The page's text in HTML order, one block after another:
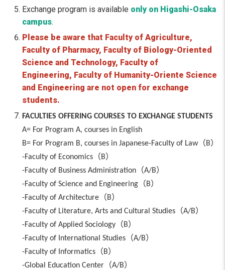
Exchange program is available only on Higashi-Osaka
campus.
Please be aware that Faculty of Agriculture,
Faculty of Pharmacy, Faculty of Biology-Oriented
Science and Technology, Faculty of
Engineering, Faculty of Humanity-Oriente Science
and Engineering are not open for exchange
students.
FACULTIES OFFERING COURSES TO EXCHANGE STUDENTS
A= For Program A, courses in English
B= For Program B, courses in Japanese-Faculty of Law（B）
-Faculty of Economics （B）
-Faculty of Business Administration （A/B）
-Faculty of Science and Engineering （B）
-Faculty of Architecture （B）
-Faculty of Literature, Arts and Cultural Studies （A/B）
-Faculty of Applied Sociology （B）
-Faculty of International Studies （A/B）
-Faculty of Informatics （B）
-Global Education Center （A/B）